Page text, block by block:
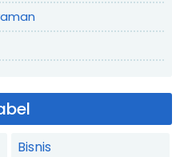
Bisnis